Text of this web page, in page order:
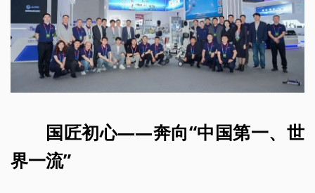
国匠初心——奔向“中国第一、世
界一流”